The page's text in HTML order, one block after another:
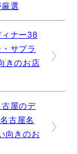
選
ィナー38
サプラ
きのお店
古屋のデ
古屋名
向きのお